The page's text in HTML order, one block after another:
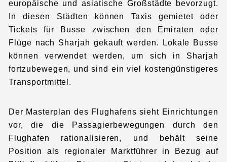
europäische und asiatische Großstädte bevorzugt.
In diesen Städten können Taxis gemietet oder
Tickets für Busse zwischen den Emiraten oder
Flüge nach Sharjah gekauft werden. Lokale Busse
können verwendet werden, um sich in Sharjah
fortzubewegen, und sind ein viel kostengünstigeres
Transportmittel.
Der Masterplan des Flughafens sieht Einrichtungen
vor, die die Passagierbewegungen durch den
Flughafen rationalisieren, und behält seine
Position als regionaler Marktführer in Bezug auf